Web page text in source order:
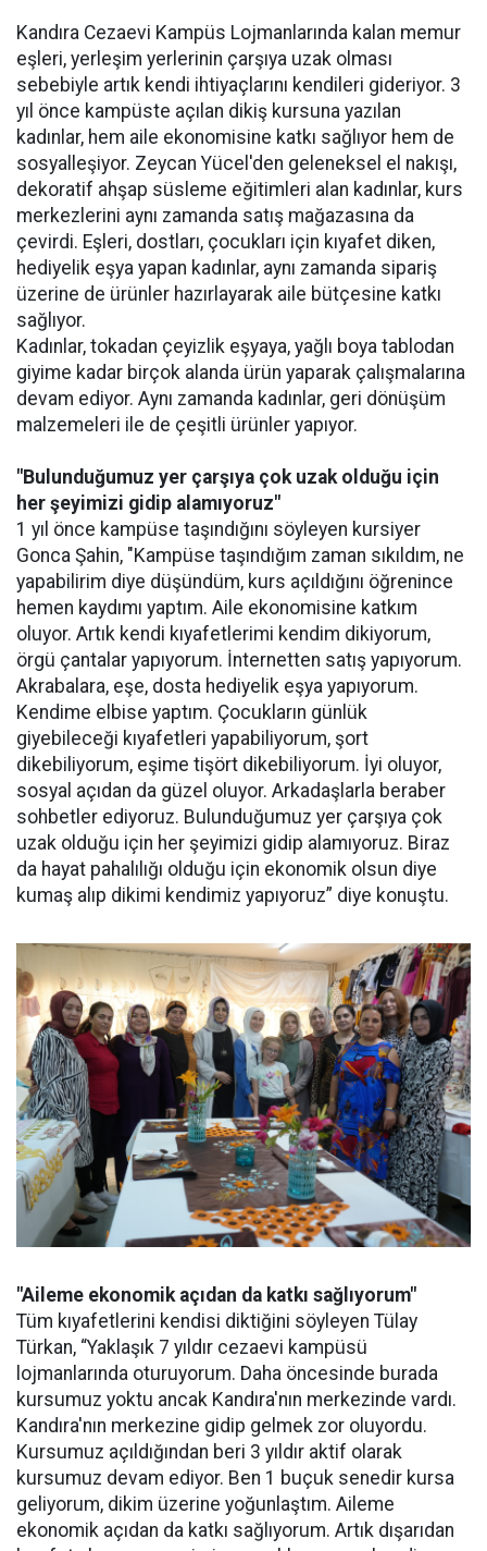
Kandıra Cezaevi Kampüs Lojmanlarında kalan memur
eşleri, yerleşim yerlerinin çarşıya uzak olması
sebebiyle artık kendi ihtiyaçlarını kendileri gideriyor. 3
yıl önce kampüste açılan dikiş kursuna yazılan
kadınlar, hem aile ekonomisine katkı sağlıyor hem de
sosyalleşiyor. Zeycan Yücel'den geleneksel el nakışı,
dekoratif ahşap süsleme eğitimleri alan kadınlar, kurs
merkezlerini aynı zamanda satış mağazasına da
çevirdi. Eşleri, dostları, çocukları için kıyafet diken,
hediyelik eşya yapan kadınlar, aynı zamanda sipariş
üzerine de ürünler hazırlayarak aile bütçesine katkı
sağlıyor.
Kadınlar, tokadan çeyizlik eşyaya, yağlı boya tablodan
giyime kadar birçok alanda ürün yaparak çalışmalarına
devam ediyor. Aynı zamanda kadınlar, geri dönüşüm
malzemeleri ile de çeşitli ürünler yapıyor.
"Bulunduğumuz yer çarşıya çok uzak olduğu için
her şeyimizi gidip alamıyoruz"
1 yıl önce kampüse taşındığını söyleyen kursiyer
Gonca Şahin, "Kampüse taşındığım zaman sıkıldım, ne
yapabilirim diye düşündüm, kurs açıldığını öğrenince
hemen kaydımı yaptım. Aile ekonomisine katkım
oluyor. Artık kendi kıyafetlerimi kendim dikiyorum,
örgü çantalar yapıyorum. İnternetten satış yapıyorum.
Akrabalara, eşe, dosta hediyelik eşya yapıyorum.
Kendime elbise yaptım. Çocukların günlük
giyebileceği kıyafetleri yapabiliyorum, şort
dikebiliyorum, eşime tişört dikebiliyorum. İyi oluyor,
sosyal açıdan da güzel oluyor. Arkadaşlarla beraber
sohbetler ediyoruz. Bulunduğumuz yer çarşıya çok
uzak olduğu için her şeyimizi gidip alamıyoruz. Biraz
da hayat pahalılığı olduğu için ekonomik olsun diye
kumaş alıp dikimi kendimiz yapıyoruz” diye konuştu.
"Aileme ekonomik açıdan da katkı sağlıyorum"
Tüm kıyafetlerini kendisi diktiğini söyleyen Tülay
Türkan, “Yaklaşık 7 yıldır cezaevi kampüsü
lojmanlarında oturuyorum. Daha öncesinde burada
kursumuz yoktu ancak Kandıra'nın merkezinde vardı.
Kandıra'nın merkezine gidip gelmek zor oluyordu.
Kursumuz açıldığından beri 3 yıldır aktif olarak
kursumuz devam ediyor. Ben 1 buçuk senedir kursa
geliyorum, dikim üzerine yoğunlaştım. Aileme
ekonomik açıdan da katkı sağlıyorum. Artık dışarıdan